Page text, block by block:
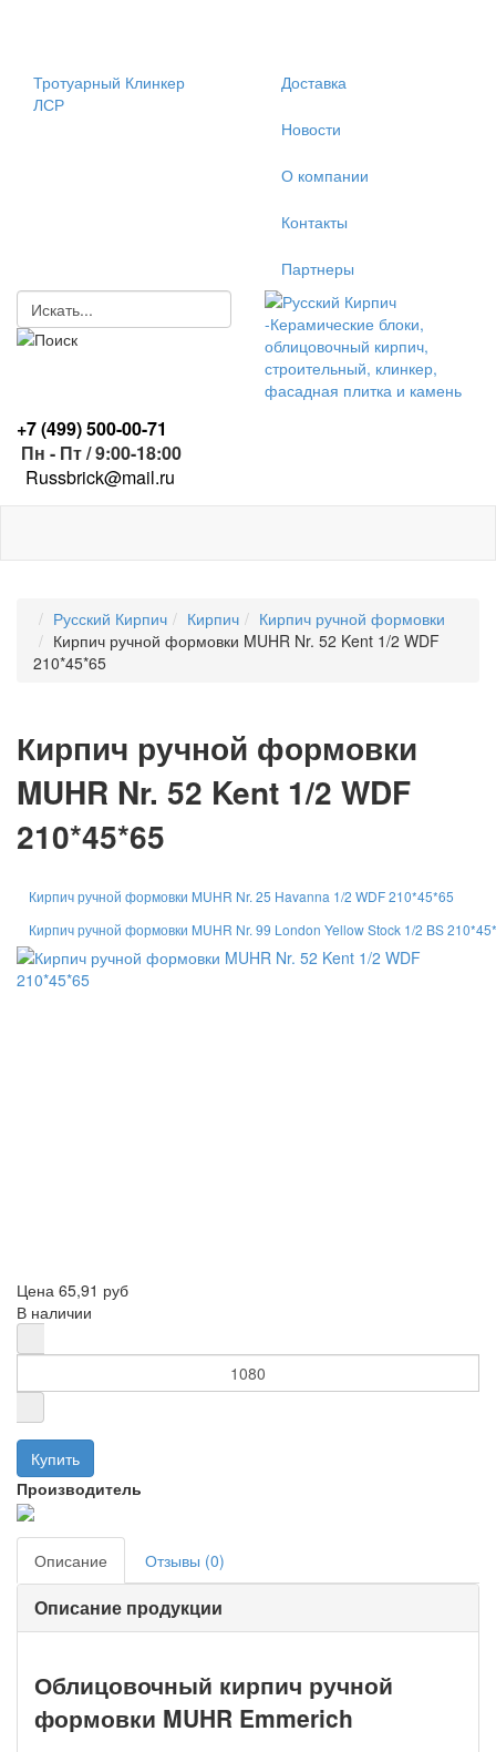
Тротуарный Клинкер
ЛСР
Доставка
Новости
О компании
Контакты
Партнеры
+7 (499)500-00-71
Пн - Пт / 9:00-18:00
Russbrick@mail.ru
Русский Кирпич Кирпич
Кирпич ручной формовки
Кирпич ручной формовки MUHR Nr. 52 Kent 1/2 WDF
210*45*65
Кирпич ручной формовки
MUHR Nr. 52 Kent 1/2 WDF
210*45*65
Кирпич ручной формовки MUHR Nr. 25 Havanna 1/2 WDF 210*45*65
Кирпич ручной формовки MUHR Nr. 99 London Yellow Stock 1/2 BS
Цена 65,91 руб
В наличии
Производитель
Описание Отзывы (0)
Описание продукции
Облицовочный кирпич ручной
формовки MUHR Emmerich